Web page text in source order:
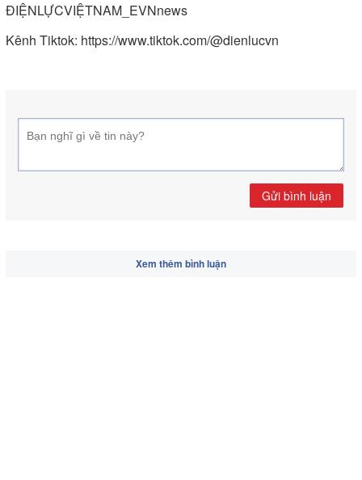
ĐIỆNLỰCVIỆTNAM_EVNnews
Kênh Tiktok: https://www.tiktok.com/@dienlucvn
Gửi bình luận
Xem thêm bình luận